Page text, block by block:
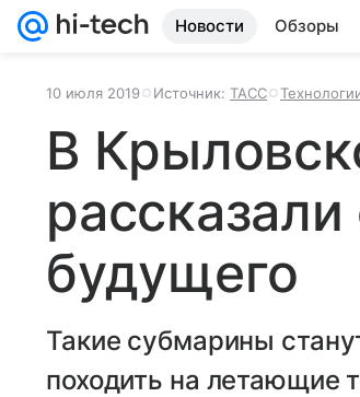
Новости Обзоры
10 июля 2019 Источник: ТАСС
В
будущего
Такие субмарины
походить на летающие